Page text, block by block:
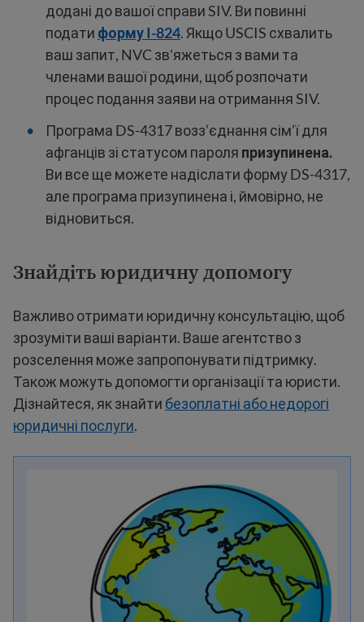
додані до вашої справи SIV. Ви повинні
подати форму I-824. Якщо USCIS схвалить
ваш запит, NVC зв'яжеться з вами та
членами вашої родини, щоб розпочати
процес подання заяви на отримання SIV.
Програма DS-4317 возз’єднання сім’ї для
афганців зі статусом пароля призупинена.
Ви все ще можете надіслати форму DS-4317,
але програма призупинена і, ймовірно, не
відновиться.
Знайдіть юридичну допомогу
Важливо отримати юридичну консультацію, щоб
зрозуміти ваші варіанти. Ваше агентство з
розселення може запропонувати підтримку.
Також можуть допомогти організації та юристи.
Дізнайтеся, як знайти безоплатні або недорогі
юридичні послуги.